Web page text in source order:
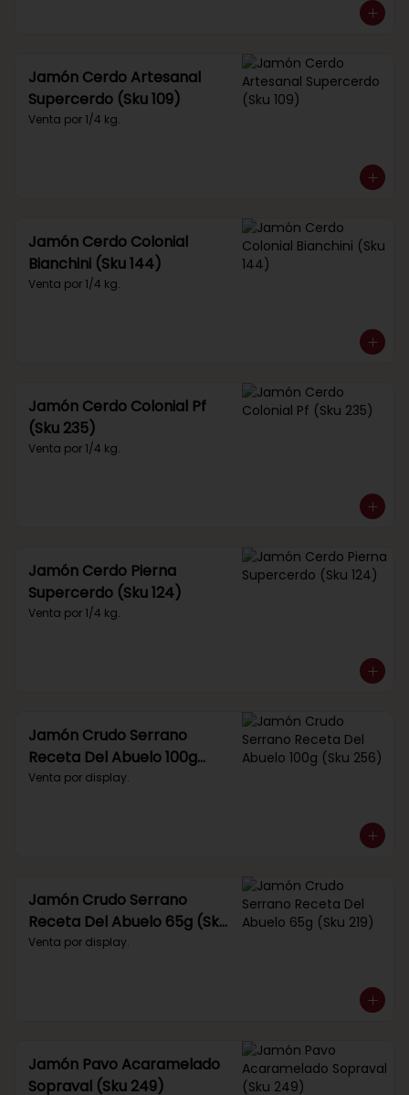
Jamón Cerdo Artesanal
Supercerdo (Sku 109)
Venta por 1/4 kg.
Jamón Cerdo Colonial
Bianchini (Sku 144)
Venta por 1/4 kg.
Jamón Cerdo Colonial Pf
(Sku 235)
Venta por 1/4 kg.
Jamón Cerdo Pierna
Supercerdo (Sku 124)
Venta por 1/4 kg.
Jamón Crudo Serrano
Receta Del Abuelo 100g
(Sku 256)
Venta por display.
Jamón Crudo Serrano
Receta Del Abuelo 65g (Sku
219)
Venta por display.
Jamón Pavo Acaramelado
Sopraval (Sku 249)